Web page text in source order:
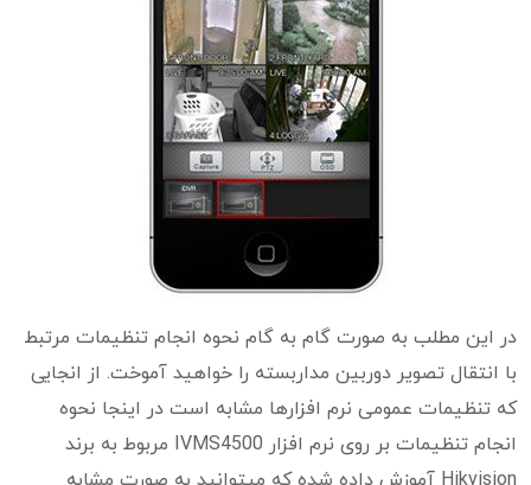
در این مطلب به صورت گام به گام نحوه انجام تنظیمات مرتبط
با انتقال تصویر دوربین مداربسته را خواهید آموخت. از انجایی
که تنظیمات عمومی نرم افزارها مشابه است در اینجا نحوه
انجام تنظیمات بر روی نرم افزار IVMS4500 مربوط به برند